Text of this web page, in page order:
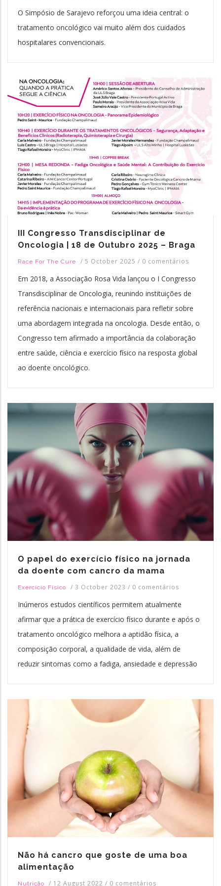
O Simpósio de Sarajevo reforçou uma ideia central: o
tratamento oncológico vai muito além dos cuidados
hospitalares convencionais.
III Congresso Transdisciplinar de
Oncologia | 18 de Outubro 2025 – Braga
Race For The Cure / 5 October 2025 / 0 comentários
Em 2018, a Associação Rosa Vida lançou o I Congresso
Transdisciplinar de Oncologia, reunindo instituições de
referência nacionais e internacionais para refletir sobre
uma abordagem integrada na oncologia. Desde então, o
Congresso tem afirmado a importância da colaboração
entre saúde, ciência e exercício físico na resposta global
ao doente oncológico.
O papel do exercício físico na jornada
da doente com cancro da mama
Exercício Físico / 3 October 2023 / 0 comentários
Inúmeros estudos científicos permitem atualmente
afirmar que a prática de exercício físico durante e após o
tratamento oncológico melhora a aptidão física, a
composição corporal, a qualidade de vida, além de
reduzir sintomas como a fadiga, ansiedade e depressão
Não há cancro que goste de uma boa
alimentação
Nutrição / 12 August 2022 / 0 comentários